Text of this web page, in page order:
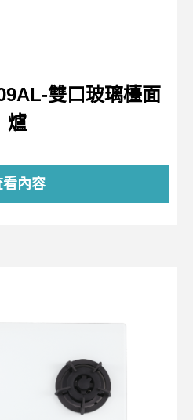
雙口玻璃檯面
爐
看內容